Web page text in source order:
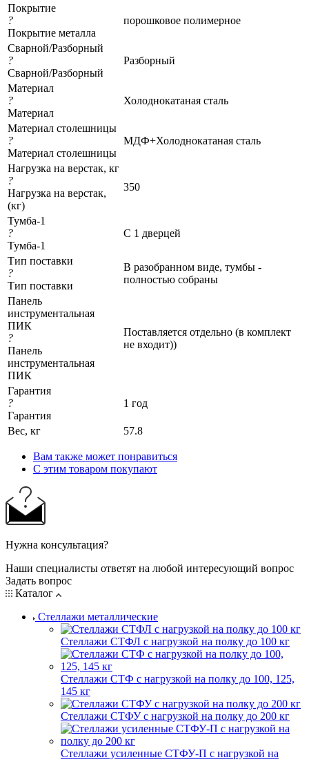
Покрытие
?
Покрытие металла
порошковое полимерное
Сварной/Разборный
?
Сварной/Разборный
Разборный
Материал
?
Материал
Холоднокатаная сталь
Материал столешницы
?
Материал столешницы
МДФ+Холоднокатаная сталь
Нагрузка на верстак, кг
?
Нагрузка на верстак,
(кг)
350
Тумба-1
?
Тумба-1
С 1 дверцей
Тип поставки
?
Тип поставки
В разобранном виде, тумбы -
полностью собраны
Панель
инструментальная
ПИК
?
Панель
инструментальная
ПИК
Поставляется отдельно (в комплект
не входит))
Гарантия
?
Гарантия
1 год
Вес, кг 57.8
Вам также может понравиться
С этим товаром покупают
Нужна консультация?
Наши специалисты ответят на любой интересующий вопрос
Задать вопрос
Каталог
Стеллажи металлические
Стеллажи СТФЛ с нагрузкой на полку до 100 кг
Стеллажи СТФ с нагрузкой на полку до 100, 125,
145 кг
Стеллажи СТФУ с нагрузкой на полку до 200 кг
Стеллажи усиленные СТФУ-П с нагрузкой на